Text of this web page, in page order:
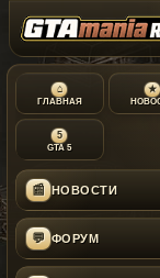
⌂
ГЛАВНАЯ
★
5
GTA 5
📰 НОВОСТИ
💬 ФОРУМ